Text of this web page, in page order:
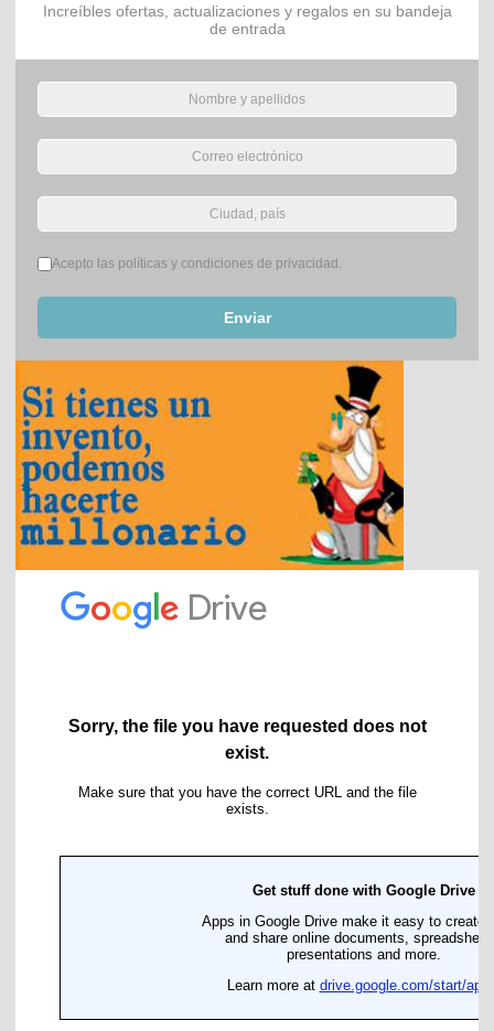
Increíbles ofertas, actualizaciones y regalos en su bandeja
de entrada
Términos del servicio*
Acepto las políticas y condiciones de privacidad.
Enviar